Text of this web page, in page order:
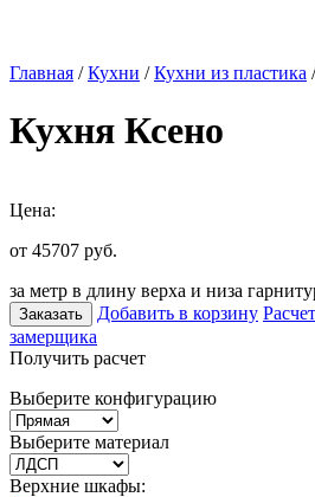
Главная /Кухни /Кухни из пластика
Кухня Ксено
Цена:
от 45707 руб.
за метр в длину верха и низа
Заказать Добавить в корзину
замерщика
Получить расчет
Выберите конфигурацию
Выберите материал
Верхние шкафы: